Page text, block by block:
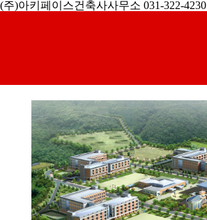
(주)아키페이스건축사사무소 031-322-4230